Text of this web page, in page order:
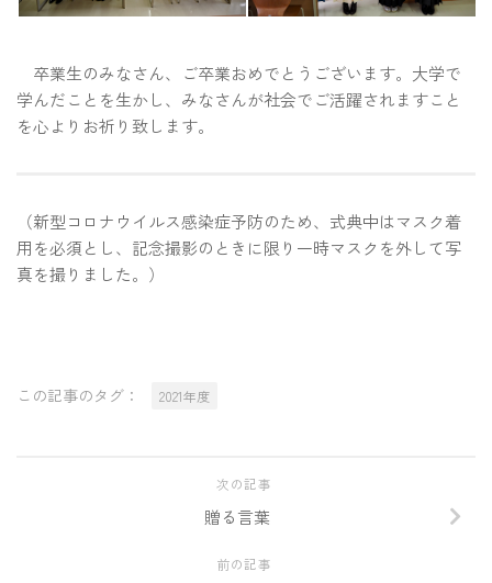
卒業生のみなさん、ご卒業おめでとうございます。大学で
学んだことを生かし、みなさんが社会でご活躍されますこと
を心よりお祈り致します。
（新型コロナウイルス感染症予防のため、式典中はマスク着
用を必須とし、記念撮影のときに限り一時マスクを外して写
真を撮りました。）
この記事のタグ： 2021年度
次の記事
贈る言葉
前の記事